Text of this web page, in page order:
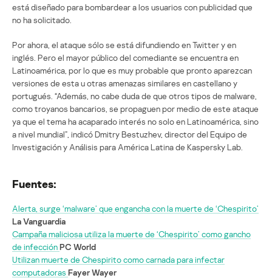
está diseñado para bombardear a los usuarios con publicidad que
no ha solicitado.
Por ahora, el ataque sólo se está difundiendo en Twitter y en
inglés. Pero el mayor público del comediante se encuentra en
Latinoamérica, por lo que es muy probable que pronto aparezcan
versiones de esta u otras amenazas similares en castellano y
portugués. “Además, no cabe duda de que otros tipos de malware,
como troyanos bancarios, se propaguen por medio de este ataque
ya que el tema ha acaparado interés no solo en Latinoamérica, sino
a nivel mundial”, indicó Dmitry Bestuzhev, director del Equipo de
Investigación y Análisis para América Latina de Kaspersky Lab.
Fuentes:
Alerta, surge ‘malware’ que engancha con la muerte de ‘Chespirito’
La Vanguardia
Campaña maliciosa utiliza la muerte de ‘Chespirito’ como gancho
de infecciónPC World
Utilizan muerte de Chespirito como carnada para infectar
computadoras Fayer Wayer